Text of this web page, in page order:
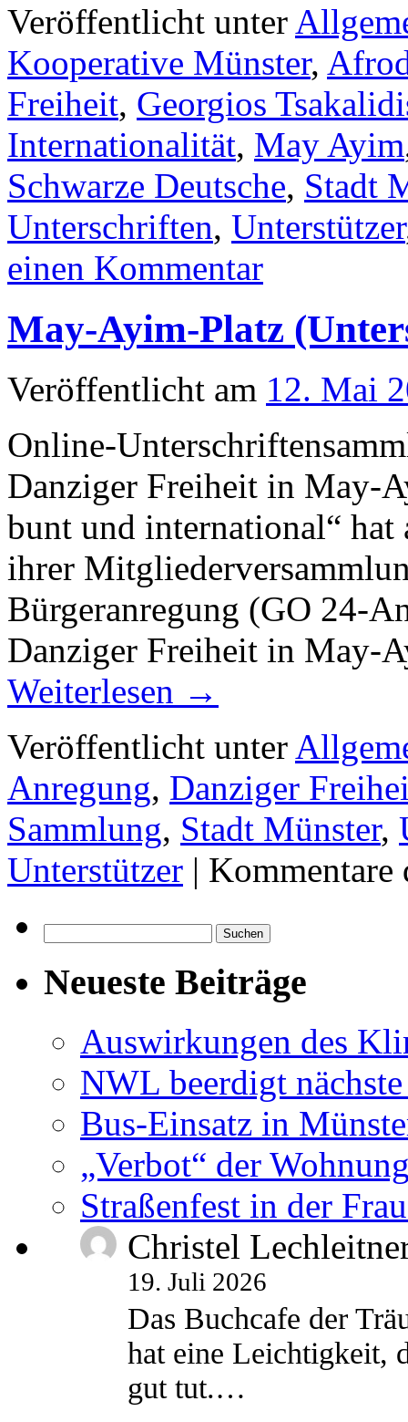
Veröffentlicht unter
Kooperative Münster,
Freiheit, Georgios
Internationalität, May Ayim
Schwarze Deutsche, Stadt
Unterschriften, Unterstützer
einen Kommentar
May-Ayim-Platz
Veröffentlicht am 12. Mai
Online-
Danziger Freiheit in May-
bunt und international“
ihrer
Bürgeranregung (GO 24-
Danziger Freiheit in May-
Weiterlesen →
Veröffentlicht unter
Anregung, Danziger
Sammlung, Stadt Münster,
Unterstützer | Kommentare
nach:
Neueste Beiträge
Auswirkungen des
NWL beerdigt
Bus-Einsatz in
„Verbot“ der
Straßenfest in der
Christel
19. Juli 2026
Das Buchcafe der
hat eine Leichtigkeit,
gut tut.…